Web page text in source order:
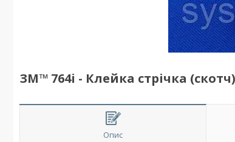
ЗМ™ 764i - Клейка стрічка
Опис